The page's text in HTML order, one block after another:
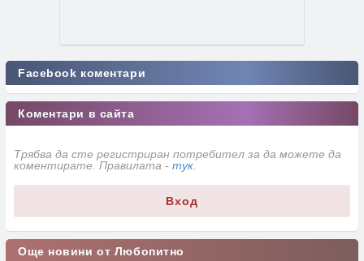
Facebook коментари
Коментари в сайта
Трябва да сте регистриран потребител за да можете да
коментирате. Правилата - тук
Вход
Още новини от Любопитно